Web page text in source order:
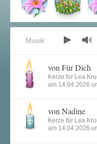
Musik:
von Für Dich
Kerze für Lea
am 14.04.2026
von Nadine
Kerze für Lea
am 14.04.2026